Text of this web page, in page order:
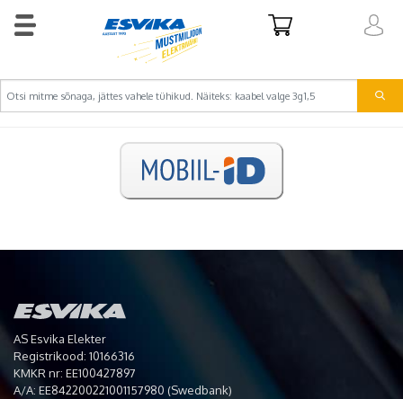
AS Esvika Elekter
Registrikood: 10166316
KMKR nr: EE100427897
A/A: EE842200221001157980 (Swedbank)